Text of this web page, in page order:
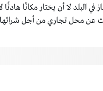
لا أن يختار مكانًا
عن محل تجاري من أجل